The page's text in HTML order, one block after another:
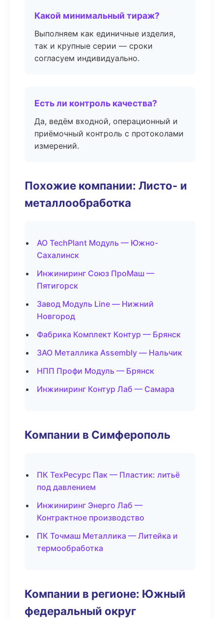
Какой минимальный тираж?
Выполняем как единичные изделия,
так и крупные серии — сроки
согласуем индивидуально.
Есть ли контроль качества?
Да, ведём входной, операционный и
приёмочный контроль с протоколами
измерений.
Похожие компании: Листо- и
металлообработка
АО TechPlant Модуль — Южно-
Сахалинск
Инжиниринг Союз ПроМаш —
Пятигорск
Завод Модуль Line — Нижний
Новгород
Фабрика Комплект Контур — Брянск
ЗАО Металлика Assembly — Нальчик
НПП Профи Модуль — Брянск
Инжиниринг Контур Лаб — Самара
Компании в Симферополь
ПК ТехРесурс Пак — Пластик: литьё
под давлением
Инжиниринг Энерго Лаб —
Контрактное производство
ПК Точмаш Металлика — Литейка и
термообработка
Компании в регионе: Южный
федеральный округ